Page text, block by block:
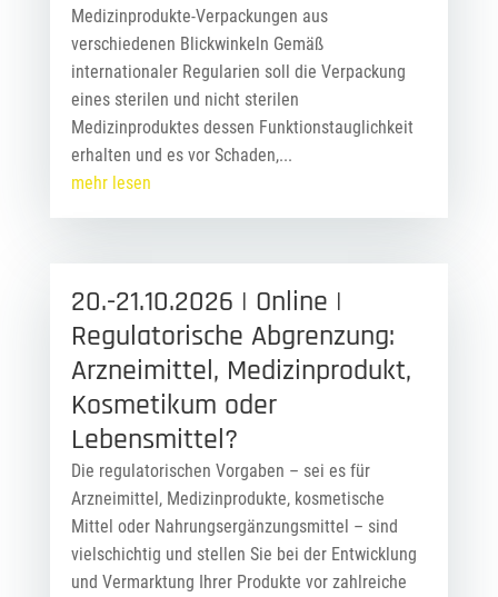
Medizinprodukte-Verpackungen aus
verschiedenen Blickwinkeln Gemäß
internationaler Regularien soll die Verpackung
eines sterilen und nicht sterilen
Medizinproduktes dessen Funktionstauglichkeit
erhalten und es vor Schaden,...
mehr lesen
20.-21.10.2026 | Online |
Regulatorische Abgrenzung:
Arzneimittel, Medizinprodukt,
Kosmetikum oder
Lebensmittel?
Die regulatorischen Vorgaben – sei es für
Arzneimittel, Medizinprodukte, kosmetische
Mittel oder Nahrungsergänzungsmittel – sind
vielschichtig und stellen Sie bei der Entwicklung
und Vermarktung Ihrer Produkte vor zahlreiche